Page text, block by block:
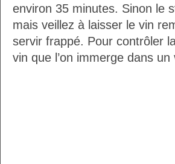
environ 35 minutes. Sinon le
mais veillez à laisser le vin
servir frappé. Pour contrôler
vin que l’on immerge dans